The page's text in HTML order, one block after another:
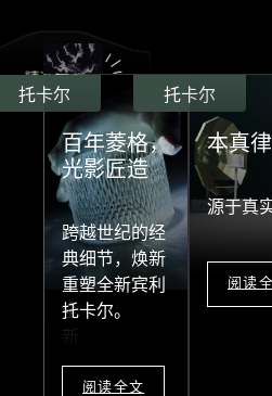
托卡尔
驾乘
智
调，
四境
新启
全
宾
托卡尔
百年菱格，
光影匠造
跨越世纪的经
典细节，焕新
重塑全新宾利
托卡尔。
阅读全文
托卡尔
本真
源于真
阅读